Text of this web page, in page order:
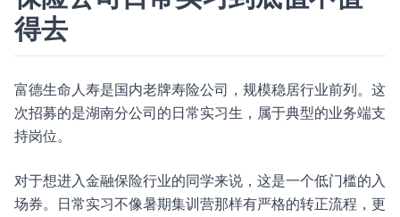
得去
富德生命人寿是国内老牌寿险公司，规模稳居行业前列。这
次招募的是湖南分公司的日常实习生，属于典型的业务端支
持岗位。
对于想进入金融保险行业的同学来说，这是一个低门槛的入
场券。日常实习不像暑期集训营那样有严格的转正流程，更